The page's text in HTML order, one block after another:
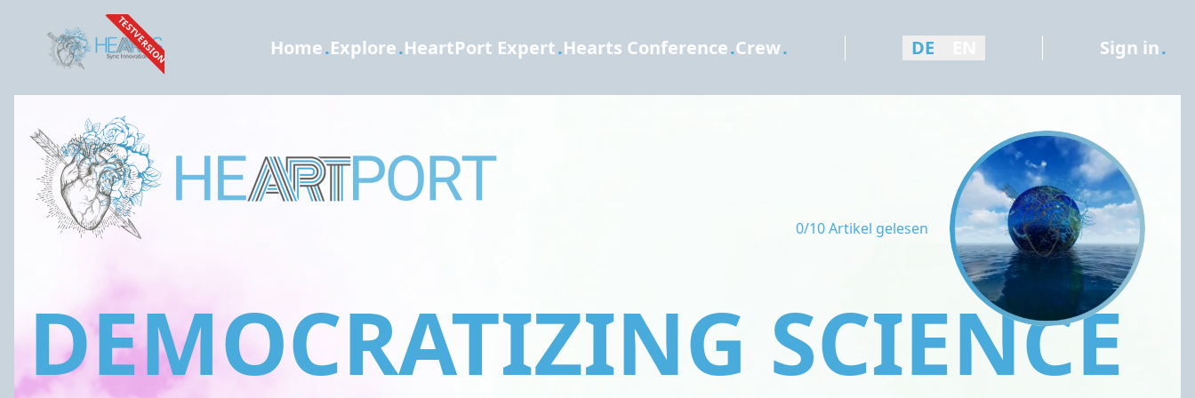
TESTVERSION Home.Explore.HeartPort Expert.Hearts Conference.Crew. DE Sign in.
0/10 Artikel gelesen
DEMOCRATIZING SCIENCE